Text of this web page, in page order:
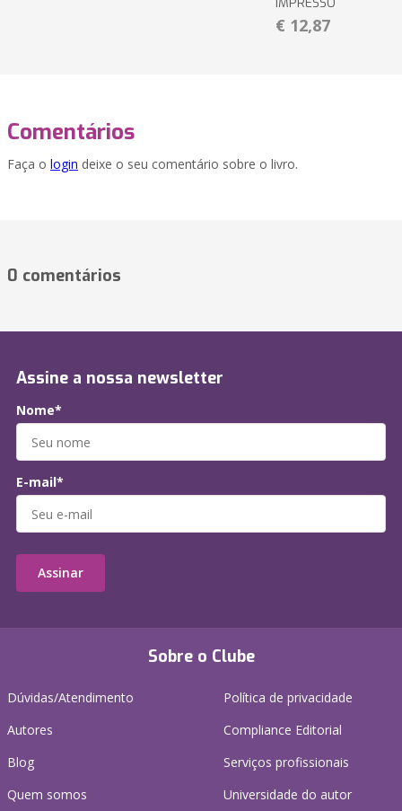
IMPRESSO
€ 12,87
Comentários
Faça o login deixe o seu comentário sobre o livro.
0 comentários
Sobre o Clube
Dúvidas/Atendimento
Autores
Blog
Quem somos
Política de privacidade
Compliance Editorial
Serviços profissionais
Universidade do autor
Assine a nossa newsletter
Nome*
E-mail*
Assinar